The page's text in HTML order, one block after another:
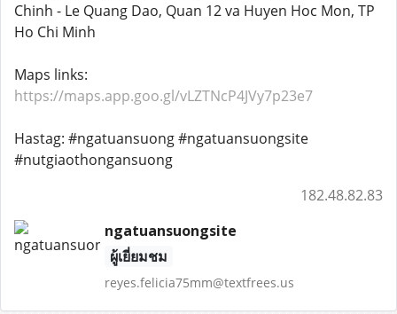
Chinh - Le Quang Dao, Quan 12 va Huyen Hoc Mon, TP
Ho Chi Minh
Maps links:
https://maps.app.goo.gl/vLZTNcP4JVy7p23e7
Hastag: #ngatuansuong #ngatuansuongsite
#nutgiaothongansuong
182.48.82.83
ngatuansuongsite
ผู้เยี่ยมชม
reyes.felicia75mm@textfrees.us